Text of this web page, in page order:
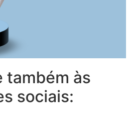
também às
sociais: